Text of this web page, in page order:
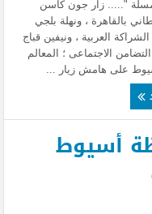
"..... زار جون كاسن
بالقاهرة ، ونهلة بلجي
العربية ، ونيفين قباج
الاجتماعى ؛ المعالم
على هامش زيار ...
أسيوط